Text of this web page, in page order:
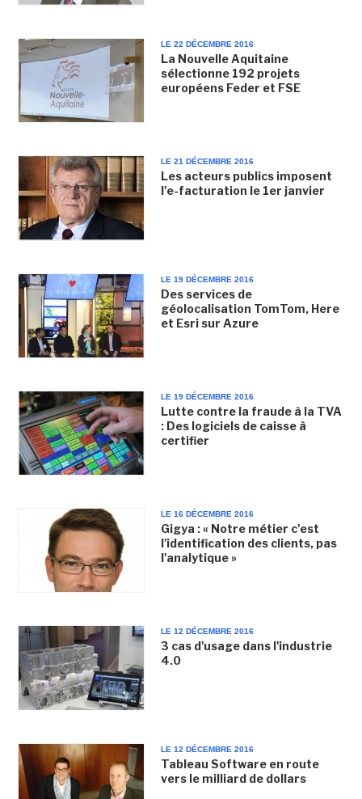
LE 22 DÉCEMBRE 2016
La Nouvelle Aquitaine
sélectionne 192 projets
européens Feder et FSE
LE 21 DÉCEMBRE 2016
Les acteurs publics imposent
l'e-facturation le 1er janvier
LE 19 DÉCEMBRE 2016
Des services de
géolocalisation TomTom, Here
et Esri sur Azure
LE 19 DÉCEMBRE 2016
Lutte contre la fraude à la TVA
: Des logiciels de caisse à
certifier
LE 16 DÉCEMBRE 2016
Gigya : « Notre métier c'est
l'identification des clients, pas
l'analytique »
LE 12 DÉCEMBRE 2016
3 cas d'usage dans l'industrie
4.0
LE 12 DÉCEMBRE 2016
Tableau Software en route
vers le milliard de dollars